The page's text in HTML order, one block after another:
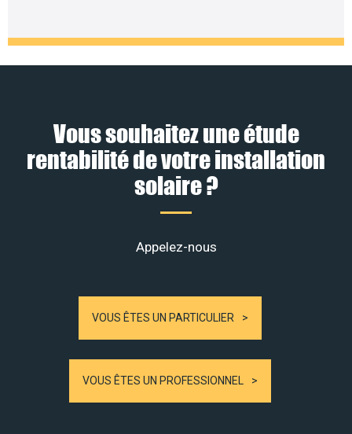
Vous souhaitez une étude
rentabilité de votre installation
solaire ?
Appelez-nous
VOUS ÊTES UN PARTICULIER
VOUS ÊTES UN PROFESSIONNEL